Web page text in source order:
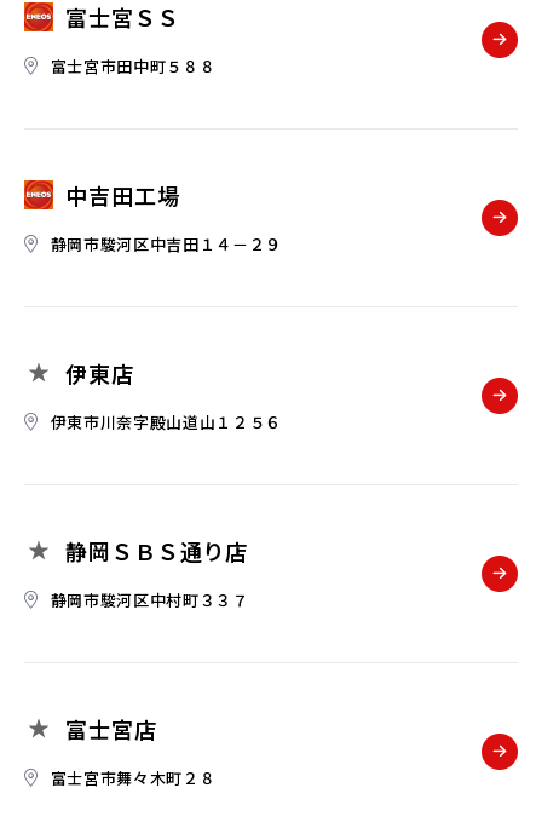
富士宮ＳＳ
富士宮市田中町５８８
中吉田工場
静岡市駿河区中吉田１４－２９
伊東店
伊東市川奈字殿山道山１２５６
静岡ＳＢＳ通り店
静岡市駿河区中村町３３７
富士宮店
富士宮市舞々木町２８